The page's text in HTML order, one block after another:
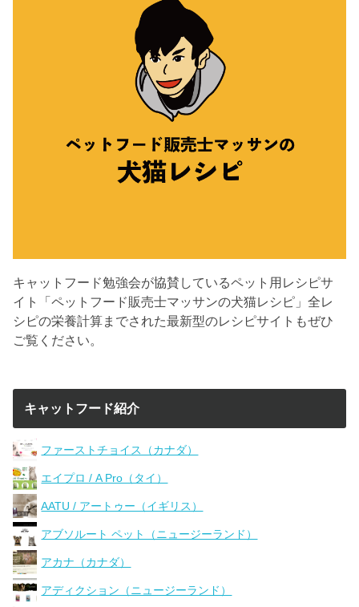
キャットフード勉強会が協賛しているペット用レシピサ
イト「ペットフード販売士マッサンの犬猫レシピ」全レ
シピの栄養計算までされた最新型のレシピサイトもぜひ
ご覧ください。
キャットフード紹介
ファーストチョイス（カナダ）
エイプロ / A Pro（タイ）
AATU / アートゥー（イギリス）
アブソルート ペット（ニュージーランド）
アカナ（カナダ）
アディクション（ニュージーランド）